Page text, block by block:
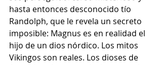
hasta entonces desconocido tío
Randolph, que le revela un secreto
imposible: Magnus es en realidad el
hijo de un dios nórdico. Los mitos
Vikingos son reales. Los dioses de